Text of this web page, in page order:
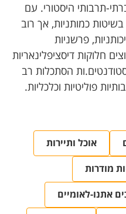
תרבותי היסטורי. עם
כמותניות, אך רוב
פרשניות
חלוקות דיסציפלינאריות
הסתכלות רב
פוליטיות וכלכליות.
אוכל ותיירות
מודרות
אתנו-לאומיים